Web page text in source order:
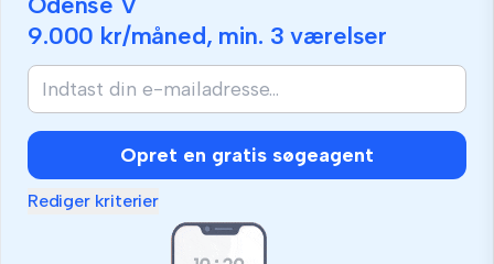
9.000 kr/måned, min. 3 værelser
Opret en gratis søgeagent
Rediger kriterier